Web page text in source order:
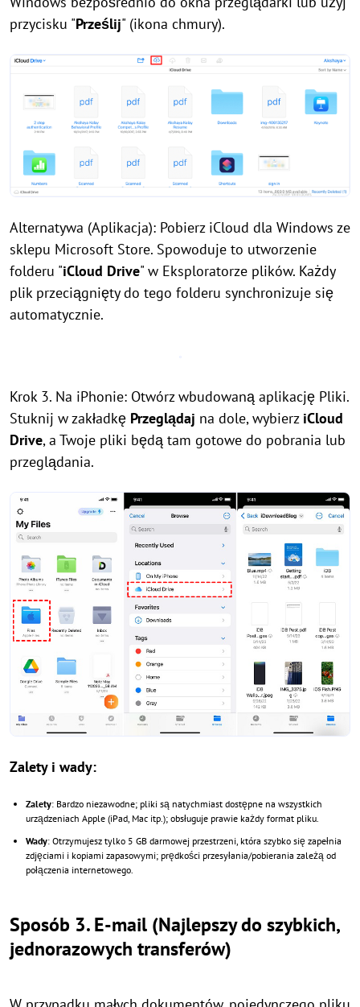
przycisku "Prześlij" (ikona chmury).
Alternatywa (Aplikacja): Pobierz iCloud dla Windows ze
sklepu Microsoft Store. Spowoduje to utworzenie
folderu "iCloud Drive" w Eksploratorze plików. Każdy
plik przeciągnięty do tego folderu synchronizuje się
automatycznie.
Krok 3. Na iPhonie: Otwórz wbudowaną aplikację Pliki.
Stuknij w zakładkę Przeglądaj na dole, wybierz iCloud
Drive, a Twoje pliki będą tam gotowe do pobrania lub
przeglądania.
Zalety i wady:
Zalety: Bardzo niezawodne; pliki są natychmiast dostępne na wszystkich
urządzeniach Apple (iPad, Mac itp.); obsługuje prawie każdy format pliku.
Wady: Otrzymujesz tylko 5 GB darmowej przestrzeni, która szybko się zapełnia
zdjęciami i kopiami zapasowymi; prędkości przesyłania/pobierania zależą od
połączenia internetowego.
Sposób 3. E-mail (Najlepszy do szybkich,
jednorazowych transferów)